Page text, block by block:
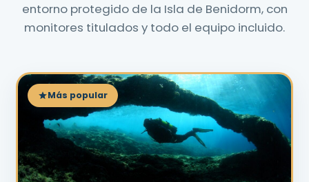
entorno protegido de la Isla de Benidorm, con
monitores titulados y todo el equipo incluido.
Más popular